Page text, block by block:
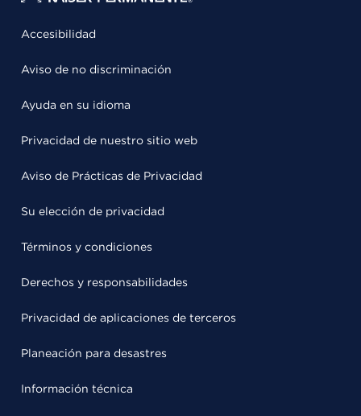
Accesibilidad
Aviso de no discriminación
Ayuda en su idioma
Privacidad de nuestro sitio web
Aviso de Prácticas de Privacidad
Su elección de privacidad
Términos y condiciones
Derechos y responsabilidades
Privacidad de aplicaciones de terceros
Planeación para desastres
Información técnica